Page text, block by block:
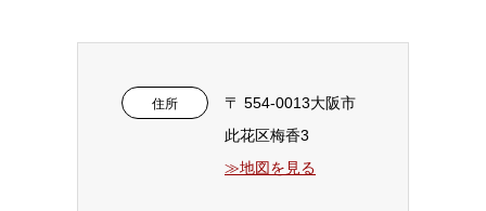
住所
〒 554-0013大阪市
此花区梅香3
≫地図を見る